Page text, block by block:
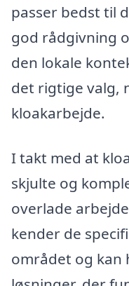
passer bedst til
god rådgivning
den lokale
det rigtige valg,
kloakarbejde.
I takt med at
skjulte og
overlade
kender de
området og